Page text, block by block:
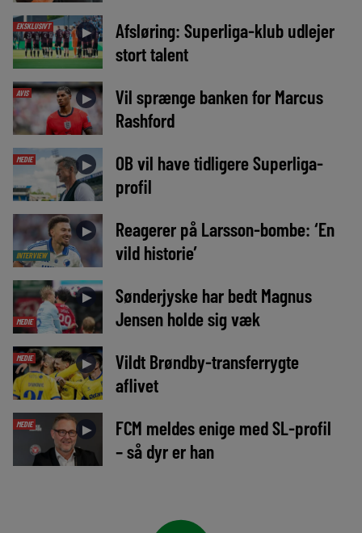
EKSKLUSIVT ►
Afsløring: Superliga-klub udlejer
stort talent
AVIS ►
Vil sprænge banken for Marcus
Rashford
MEDIE ►
OB vil have tidligere Superliga-
profil
INTERVIEW
►
Reagerer på Larsson-bombe: ‘En
vild historie’
MEDIE
►
Sønderjyske har bedt Magnus
Jensen holde sig væk
MEDIE ►
Vildt Brøndby-transferrygte
aflivet
MEDIE ►
FCM meldes enige med SL-profil
– så dyr er han